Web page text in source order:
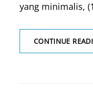
yang minimalis,
CONTINUE